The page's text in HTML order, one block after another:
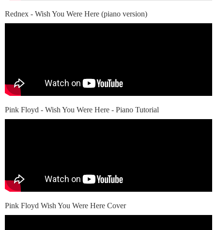
Rednex - Wish You Were Here (piano version)
Pink Floyd - Wish You Were Here - Piano Tutorial
Pink Floyd Wish You Were Here Cover